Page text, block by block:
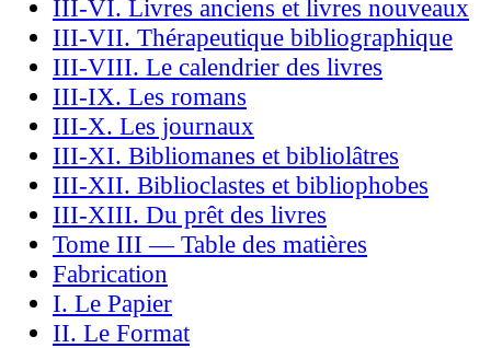
III-VI. Livres anciens et livres nouveaux
III-VII. Thérapeutique bibliographique
III-VIII. Le calendrier des livres
III-IX. Les romans
III-X. Les journaux
III-XI. Bibliomanes et bibliolâtres
III-XII. Biblioclastes et bibliophobes
III-XIII. Du prêt des livres
Tome III — Table des matières
Fabrication
I. Le Papier
II. Le Format